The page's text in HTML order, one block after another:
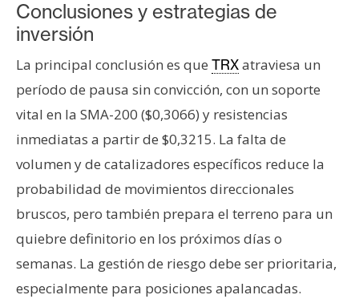
Conclusiones y estrategias de
inversión
La principal conclusión es que TRXatraviesa un
período de pausa sin convicción, con un soporte
vital en la SMA-200 ($0,3066) y resistencias
inmediatas a partir de $0,3215. La falta de
volumen y de catalizadores específicos reduce la
probabilidad de movimientos direccionales
bruscos, pero también prepara el terreno para un
quiebre definitorio en los próximos días o
semanas. La gestión de riesgo debe ser prioritaria,
especialmente para posiciones apalancadas.